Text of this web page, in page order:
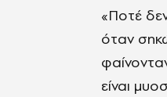
«Ποτέ
όταν
είναι